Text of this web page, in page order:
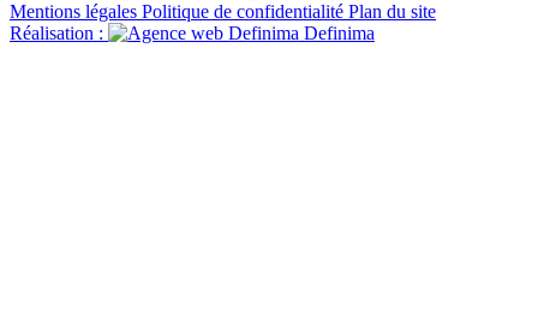
Mentions légales Politique de confidentialité Plan du site
Réalisation :
Definima